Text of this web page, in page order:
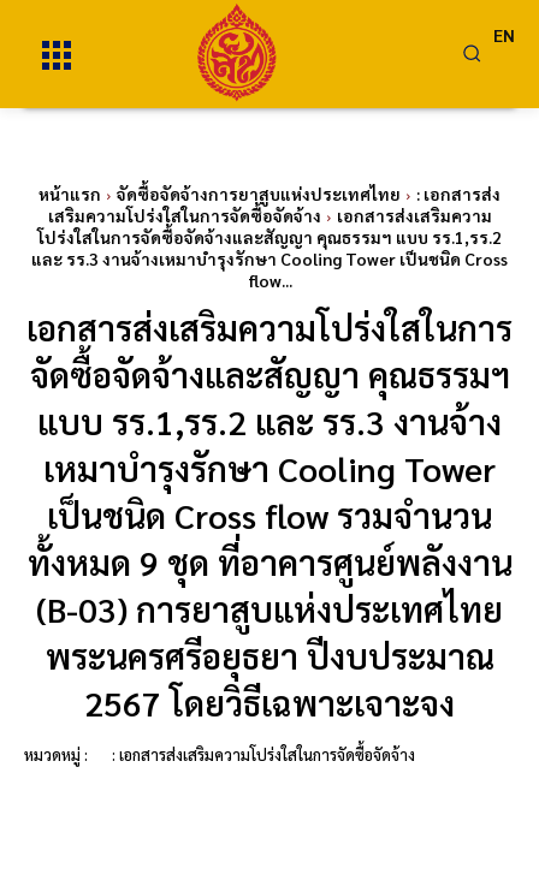
EN
หน้าแรก จัดซื้อจัดจ้างการยาสูบแห่งประเทศไทย
: เอกสารส่ง
เสริมความโปร่งใสในการจัดซื้อจัดจ้าง
เอกสารส่งเสริมความ
โปร่งใสในการจัดซื้อจัดจ้างและสัญญา คุณธรรมฯ แบบ รร.1,รร.2
และ รร.3 งานจ้างเหมาบำรุงรักษา Cooling Tower เป็นชนิด Cross
flow...
เอกสารส่งเสริมความโปร่งใสในการ
จัดซื้อจัดจ้างและสัญญา คุณธรรมฯ
แบบ รร.1,รร.2 และ รร.3 งานจ้าง
เหมาบำรุงรักษา Cooling Tower
เป็นชนิด Cross flow รวมจำนวน
ทั้งหมด 9 ชุด ที่อาคารศูนย์พลังงาน
(B-03) การยาสูบแห่งประเทศไทย
พระนครศรีอยุธยา ปีงบประมาณ
2567 โดยวิธีเฉพาะเจาะจง
หมวดหมู่ : : เอกสารส่งเสริมความโปร่งใสในการจัดซื้อจัดจ้าง